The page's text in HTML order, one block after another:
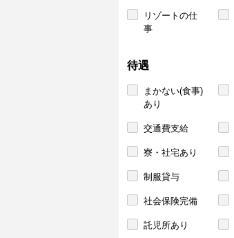
リゾートの仕
事
待遇
まかない(食事)
あり
交通費支給
寮・社宅あり
制服貸与
社会保険完備
託児所あり